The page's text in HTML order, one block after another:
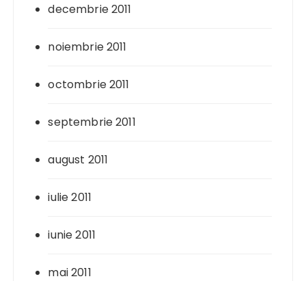
decembrie 2011
noiembrie 2011
octombrie 2011
septembrie 2011
august 2011
iulie 2011
iunie 2011
mai 2011